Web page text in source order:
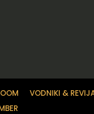
VODNIKI &